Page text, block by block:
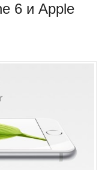
6 и Apple